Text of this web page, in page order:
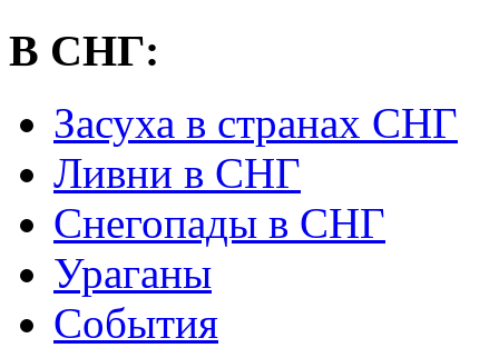
В СНГ:
Засуха в странах СНГ
Ливни в СНГ
Снегопады в СНГ
Ураганы
События